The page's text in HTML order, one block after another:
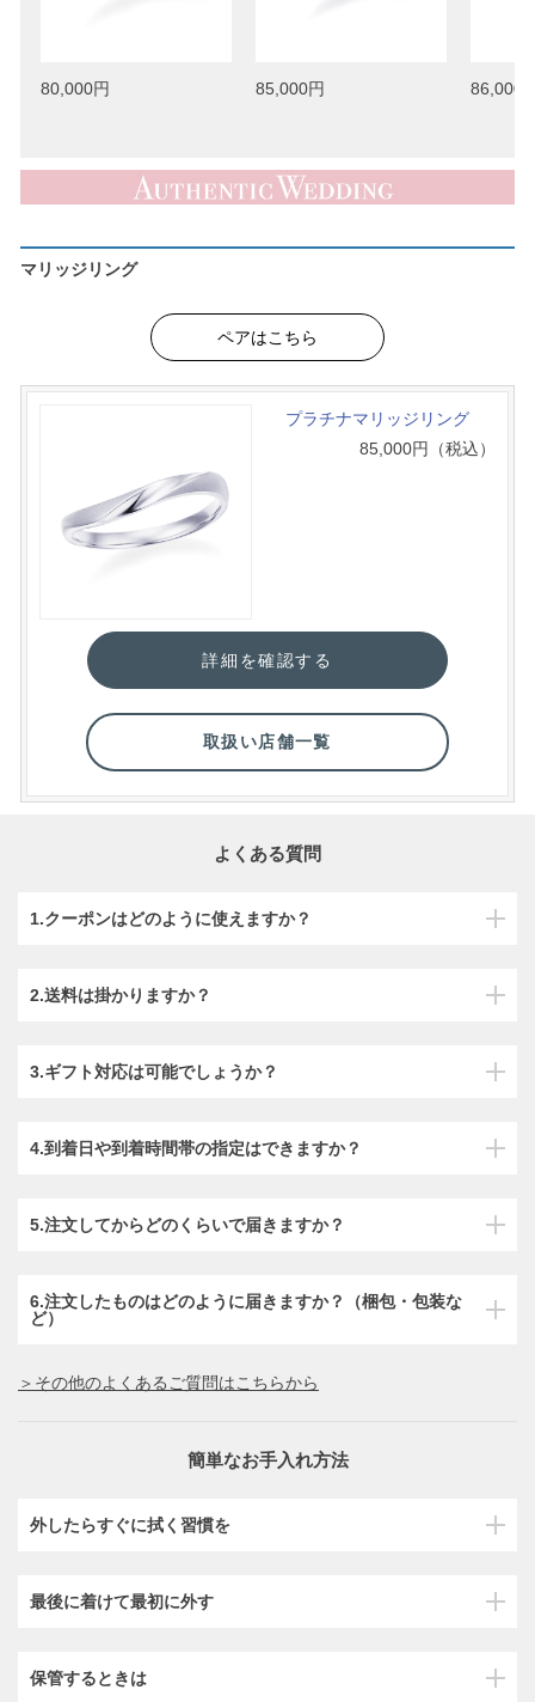
80,000円 85,000円 86,000
マリッジリング
ペアはこちら
プラチナマリッジリング
85,000円（税込）
詳細を確認する
取扱い店舗一覧
よくある質問
1.クーポンはどのように使えますか？
2.送料は掛かりますか？
3.ギフト対応は可能でしょうか？
4.到着日や到着時間帯の指定はできますか？
5.注文してからどのくらいで届きますか？
6.注文したものはどのように届きますか？（梱包・包装な
ど）
＞その他のよくあるご質問はこちらから
簡単なお手入れ方法
外したらすぐに拭く習慣を
最後に着けて最初に外す
保管するときは